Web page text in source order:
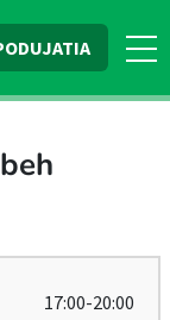
17:00-20:00